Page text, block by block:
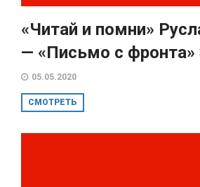
«Читай и помни»
— «Письмо с фронта»
05.05.2020
СМОТРЕТЬ